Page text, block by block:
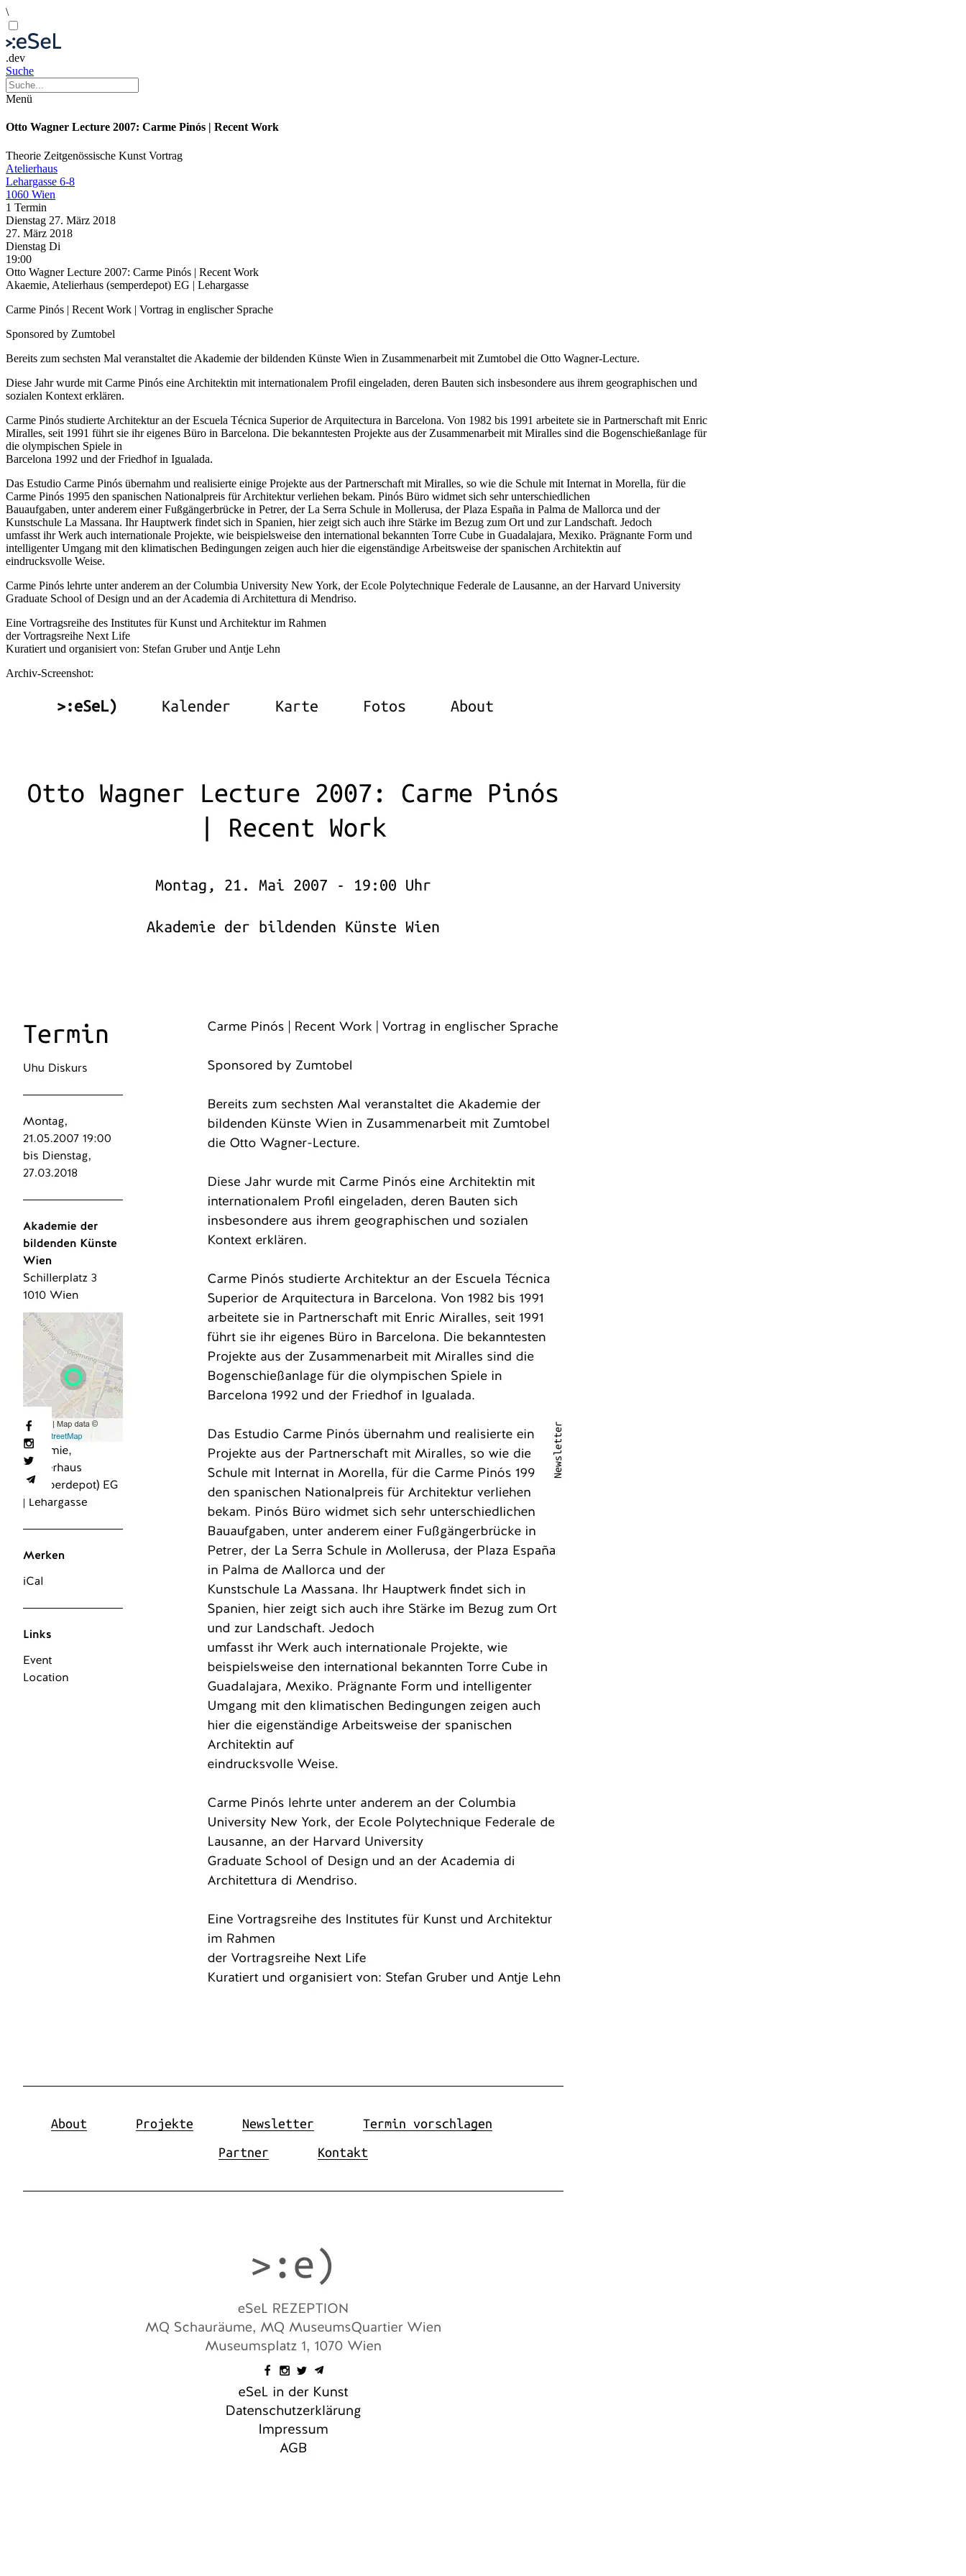
\
.dev
Suche
Menü
Otto Wagner Lecture 2007: Carme Pinós | Recent Work
Theorie Zeitgenössische Kunst Vortrag
Atelierhaus
Lehargasse 6-8
1060 Wien
1 Termin
Dienstag 27. März 2018
27. März 2018
Dienstag Di
19:00
Otto Wagner Lecture 2007: Carme Pinós | Recent Work
Akaemie, Atelierhaus (semperdepot) EG | Lehargasse
Carme Pinós | Recent Work | Vortrag in englischer Sprache
Sponsored by Zumtobel
Bereits zum sechsten Mal veranstaltet die Akademie der bildenden Künste Wien in Zusammenarbeit mit Zumtobel die Otto Wagner-Lecture.
Diese Jahr wurde mit Carme Pinós eine Architektin mit internationalem Profil eingeladen, deren Bauten sich insbesondere aus ihrem geographischen und
sozialen Kontext erklären.
Carme Pinós studierte Architektur an der Escuela Técnica Superior de Arquitectura in Barcelona. Von 1982 bis 1991 arbeitete sie in Partnerschaft mit Enric
Miralles, seit 1991 führt sie ihr eigenes Büro in Barcelona. Die bekanntesten Projekte aus der Zusammenarbeit mit Miralles sind die Bogenschießanlage für
die olympischen Spiele in
Barcelona 1992 und der Friedhof in Igualada.
Das Estudio Carme Pinós übernahm und realisierte einige Projekte aus der Partnerschaft mit Miralles, so wie die Schule mit Internat in Morella, für die
Carme Pinós 1995 den spanischen Nationalpreis für Architektur verliehen bekam. Pinós Büro widmet sich sehr unterschiedlichen
Bauaufgaben, unter anderem einer Fußgängerbrücke in Petrer, der La Serra Schule in Mollerusa, der Plaza España in Palma de Mallorca und der
Kunstschule La Massana. Ihr Hauptwerk findet sich in Spanien, hier zeigt sich auch ihre Stärke im Bezug zum Ort und zur Landschaft. Jedoch
umfasst ihr Werk auch internationale Projekte, wie beispielsweise den international bekannten Torre Cube in Guadalajara, Mexiko. Prägnante Form und
intelligenter Umgang mit den klimatischen Bedingungen zeigen auch hier die eigenständige Arbeitsweise der spanischen Architektin auf
eindrucksvolle Weise.
Carme Pinós lehrte unter anderem an der Columbia University New York, der Ecole Polytechnique Federale de Lausanne, an der Harvard University
Graduate School of Design und an der Academia di Architettura di Mendriso.
Eine Vortragsreihe des Institutes für Kunst und Architektur im Rahmen
der Vortragsreihe Next Life
Kuratiert und organisiert von: Stefan Gruber und Antje Lehn
Archiv-Screenshot: